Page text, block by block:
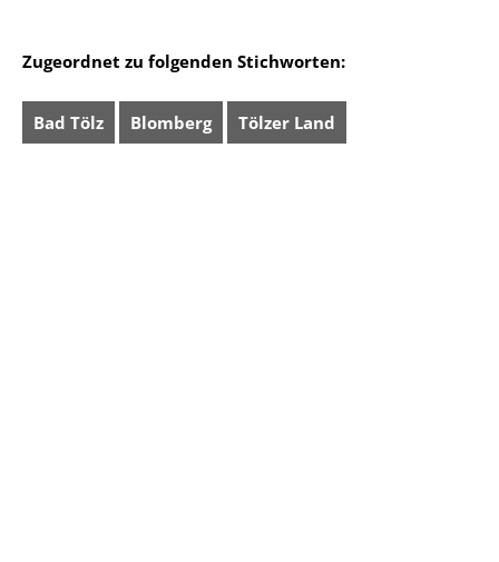
Zugeordnet zu folgenden Stichworten:
Bad Tölz Blomberg Tölzer Land